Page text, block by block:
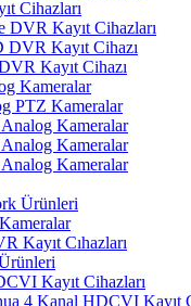
Cihazları
DVR Kayıt Cihazları
DVR Kayıt Cihazı
Kayıt Cihazı
Kameralar
PTZ Kameralar
Kameralar
Kameralar
Kameralar
Ürünleri
Kayıt Cıhazları
Kayıt Cihazları
4 Kanal HDCVI Kayıt